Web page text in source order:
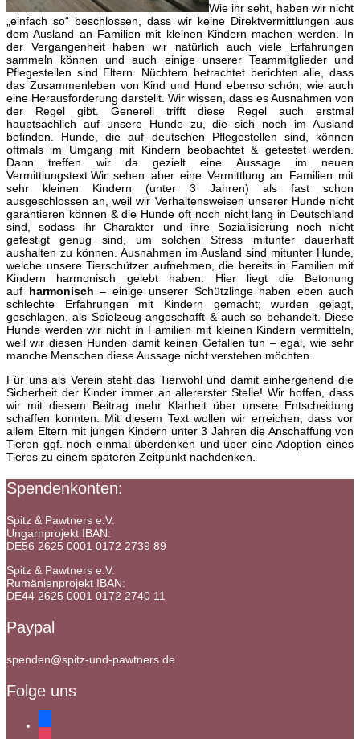
Wie ihr seht, haben wir nicht
„einfach so“ beschlossen, dass wir keine Direktvermittlungen aus
dem Ausland an Familien mit kleinen Kindern machen werden. In
der Vergangenheit haben wir natürlich auch viele Erfahrungen
sammeln können und auch einige unserer Teammitglieder und
Pflegestellen sind Eltern. Nüchtern betrachtet berichten alle, dass
das Zusammenleben von Kind und Hund ebenso schön, wie auch
eine Herausforderung darstellt. Wir wissen, dass es Ausnahmen von
der Regel gibt. Generell trifft diese Regel auch erstmal
hauptsächlich auf unsere Hunde zu, die sich noch im Ausland
befinden. Hunde, die auf deutschen Pflegestellen sind, können
oftmals im Umgang mit Kindern beobachtet & getestet werden.
Dann treffen wir da gezielt eine Aussage im neuen
Vermittlungstext.Wir sehen aber eine Vermittlung an Familien mit
sehr kleinen Kindern (unter 3 Jahren) als fast schon
ausgeschlossen an, weil wir Verhaltensweisen unserer Hunde nicht
garantieren können & die Hunde oft noch nicht lang in Deutschland
sind, sodass ihr Charakter und ihre Sozialisierung noch nicht
gefestigt genug sind, um solchen Stress mitunter dauerhaft
aushalten zu können. Ausnahmen im Ausland sind mitunter Hunde,
welche unsere Tierschützer aufnehmen, die bereits in Familien mit
Kindern harmonisch gelebt haben. Hier liegt die Betonung
auf harmonisch – einige unserer Schützlinge haben eben auch
schlechte Erfahrungen mit Kindern gemacht; wurden gejagt,
geschlagen, als Spielzeug angeschafft & auch so behandelt. Diese
Hunde werden wir nicht in Familien mit kleinen Kindern vermitteln,
weil wir diesen Hunden damit keinen Gefallen tun – egal, wie sehr
manche Menschen diese Aussage nicht verstehen möchten.
Für uns als Verein steht das Tierwohl und damit einhergehend die
Sicherheit der Kinder immer an allererster Stelle! Wir hoffen, dass
wir mit diesem Beitrag mehr Klarheit über unsere Entscheidung
schaffen konnten. Mit diesem Text wollen wir erreichen, dass vor
allem Eltern mit jungen Kindern unter 3 Jahren die Anschaffung von
Tieren ggf. noch einmal überdenken und über eine Adoption eines
Tieres zu einem späteren Zeitpunkt nachdenken.
Spendenkonten:
Spitz & Pawtners e.V.
Ungarnprojekt IBAN:
DE56 2625 0001 0172 2739 89
Spitz & Pawtners e.V.
Rumänienprojekt IBAN:
DE44 2625 0001 0172 2740 11
Paypal
spenden@spitz-und-pawtners.de
Folge uns